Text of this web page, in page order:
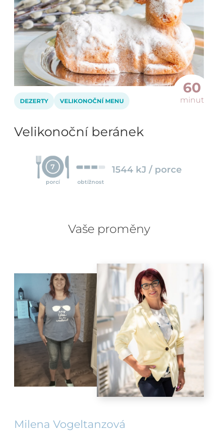
60
minut
DEZERTY VELIKONOČNÍ MENU
Velikonoční beránek
7
porcí obtížnost
1544 kJ / porce
Vaše proměny
Milena Vogeltanzová